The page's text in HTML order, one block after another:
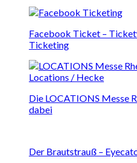
Facebook Ticket –
Ticketing
Die LOCATIONS Messe
dabei
Der Brautstrauß –